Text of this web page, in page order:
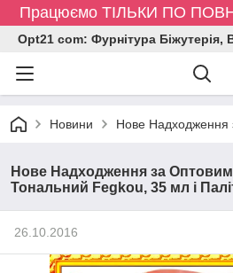
Працюємо ТІЛЬКИ ПО
Opt21 com: Фурнітура Біжутерія,
Новини Нове Надходження
Нове Надходження за
Тональний Fegkou, 35 мл і
26.10.2016